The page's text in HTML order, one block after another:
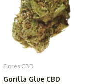
Flores CBD
Gorilla Glue CBD